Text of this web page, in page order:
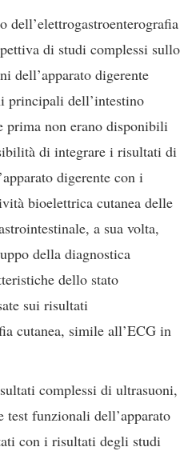
dell’elettrogastroenterografia
di studi complessi sullo
dell’apparato digerente
principali dell’intestino
prima non erano disponibili
di integrare i risultati di
digerente con i
bioelettrica cutanea delle
a sua volta,
della diagnostica
dello stato
sui risultati
cutanea, simile all’ECG in
complessi di ultrasuoni,
funzionali dell’apparato
con i risultati degli studi